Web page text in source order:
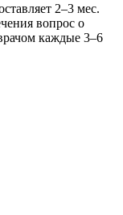
2–3 мес.
вопрос о
каждые 3–6